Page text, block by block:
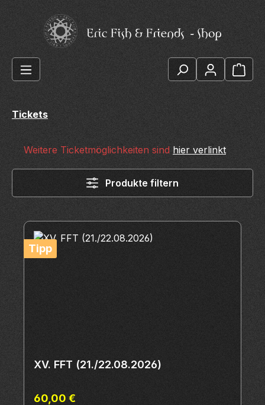
Zum Hauptinhalt springen
Tickets
Weitere Ticketmöglichkeiten sind hier verlinkt
Produkte filtern
Tipp
XV. FFT (21./22.08.2026)
Regulärer Preis:
60,00 €